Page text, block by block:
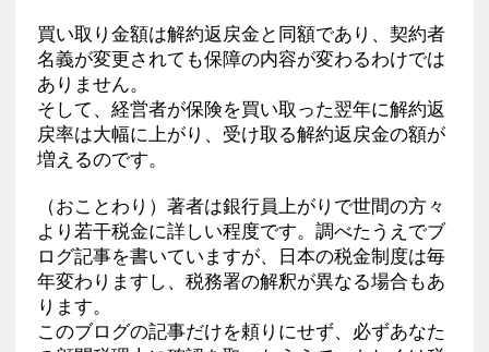
買い取り金額は解約返戻金と同額であり、契約者
名義が変更されても保障の内容が変わるわけでは
ありません。
そして、経営者が保険を買い取った翌年に解約返
戻率は大幅に上がり、受け取る解約返戻金の額が
増えるのです。
（おことわり）著者は銀行員上がりで世間の方々
より若干税金に詳しい程度です。調べたうえでブ
ログ記事を書いていますが、日本の税金制度は毎
年変わりますし、税務署の解釈が異なる場合もあ
ります。
このブログの記事だけを頼りにせず、必ずあなた